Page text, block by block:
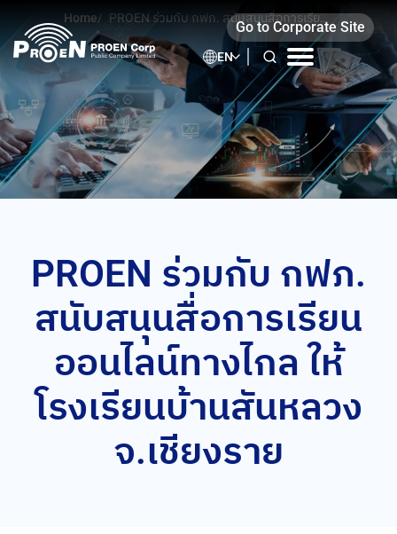
to
content
Go to Corporate Site
EN
Home/ PROEN ร่วมกับ กฟภ. สนับสนุนสื่อการเรียน
ออนไลน์ทางไกล ให้โรงเรียนบ้านสันหลวง
จ.เชียงราย
PROEN ร่วมกับ กฟภ.
สนับสนุนสื่อการเรียน
ออนไลน์ทางไกล ให้
โรงเรียนบ้านสันหลวง
จ.เชียงราย